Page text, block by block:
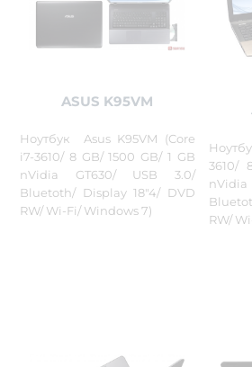
ASUS K95VM
Ноутбук Asus K95VM (Core
i7-3610/ 8 GB/ 1500 GB/ 1 GB
nVidia GT630/ USB 3.0/
Bluetoth/ Display 18"4/ DVD
RW/ Wi-Fi/ Windows 7)
3610/
RW/